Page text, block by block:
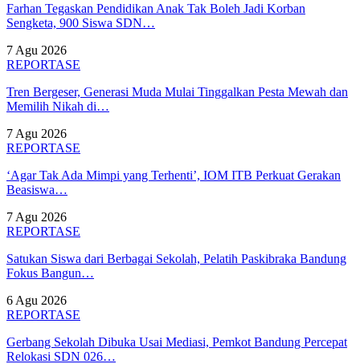
Farhan Tegaskan Pendidikan Anak Tak Boleh Jadi Korban
Sengketa, 900 Siswa SDN…
7 Agu 2026
REPORTASE
Tren Bergeser, Generasi Muda Mulai Tinggalkan Pesta Mewah dan
Memilih Nikah di…
7 Agu 2026
REPORTASE
‘Agar Tak Ada Mimpi yang Terhenti’, IOM ITB Perkuat Gerakan
Beasiswa…
7 Agu 2026
REPORTASE
Satukan Siswa dari Berbagai Sekolah, Pelatih Paskibraka Bandung
Fokus Bangun…
6 Agu 2026
REPORTASE
Gerbang Sekolah Dibuka Usai Mediasi, Pemkot Bandung Percepat
Relokasi SDN 026…